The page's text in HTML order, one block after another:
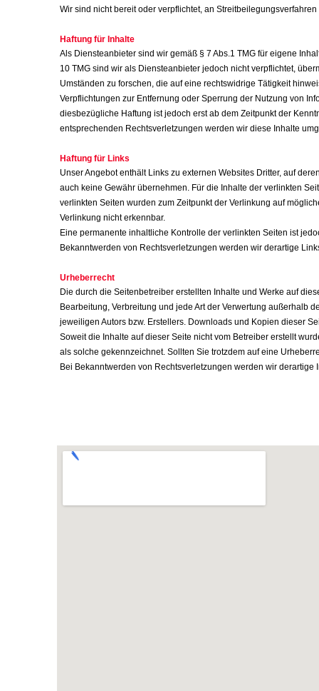
Wir sind nicht bereit oder verpflichtet, an
Haftung für Inhalte
Als Diensteanbieter sind wir gemäß § 7 Abs.1 TMG für eigene
10 TMG sind wir als Diensteanbieter jedoch nicht verpflichtet,
Umständen zu forschen, die auf eine rechtswidrige Tätigkeit
Verpflichtungen zur Entfernung oder Sperrung der Nutzung von
diesbezügliche Haftung ist jedoch erst ab dem Zeitpunkt der
entsprechenden Rechtsverletzungen werden wir diese Inhalte
Haftung für Links
Unser Angebot enthält Links zu externen Websites Dritter, auf
auch keine Gewähr übernehmen. Für die Inhalte der verlinkten
verlinkten Seiten wurden zum Zeitpunkt der Verlinkung auf
Verlinkung nicht erkennbar.
Eine permanente inhaltliche Kontrolle der verlinkten Seiten ist
Bekanntwerden von Rechtsverletzungen werden wir derartige
Urheberrecht
Die durch die Seitenbetreiber erstellten Inhalte und Werke auf
Bearbeitung, Verbreitung und jede Art der Verwertung außerhalb
jeweiligen Autors bzw. Erstellers. Downloads und Kopien dieser
Soweit die Inhalte auf dieser Seite nicht vom Betreiber erstellt
als solche gekennzeichnet. Sollten Sie trotzdem auf eine
Bei Bekanntwerden von Rechtsverletzungen werden wir derartige